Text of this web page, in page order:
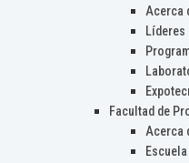
Acerca
Líderes
Facultad de
Acerca